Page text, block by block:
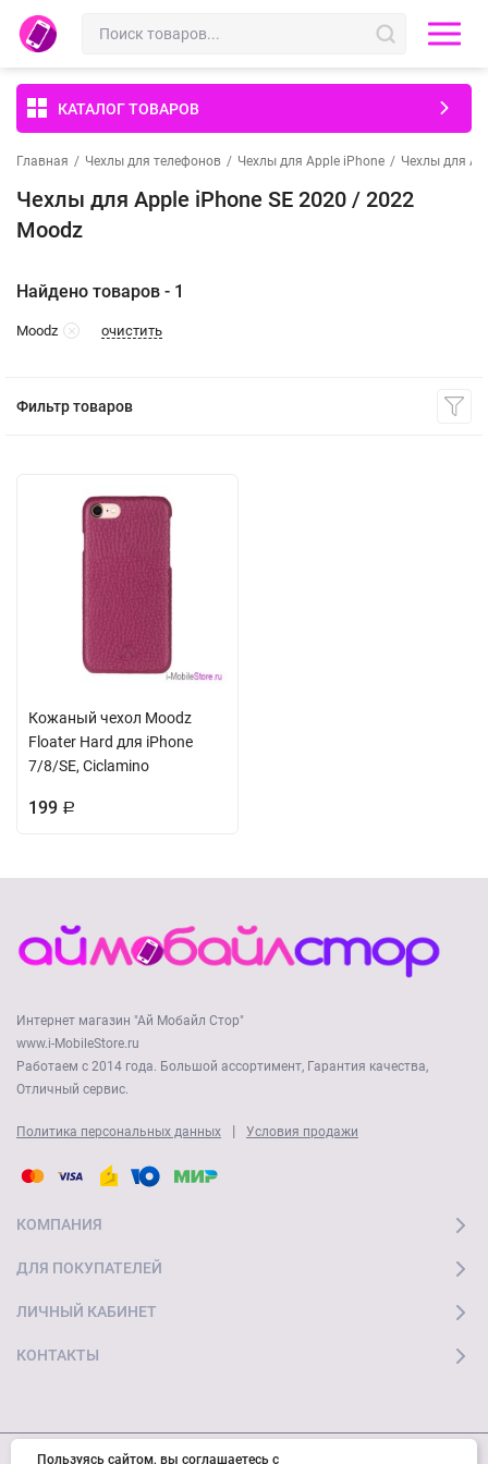
КАТАЛОГ ТОВАРОВ
Главная / Чехлы для телефонов / Чехлы для Apple iPhone / Чехлы для
Чехлы для Apple iPhone SE 2020 / 2022
Moodz
Найдено товаров - 1
Moodz очистить
Фильтр товаров
Кожаный чехол Moodz
Floater Hard для iPhone
7/8/SE, Ciclamino
199 Р
Интернет магазин "Ай Мобайл Стор"
www.i-MobileStore.ru
Работаем с 2014 года. Большой ассортимент, Гарантия качества,
Отличный сервис.
Политика персональных данных | Условия продажи
КОМПАНИЯ
ДЛЯ ПОКУПАТЕЛЕЙ
ЛИЧНЫЙ КАБИНЕТ
КОНТАКТЫ
Пользуясь сайтом, вы соглашаетесь с